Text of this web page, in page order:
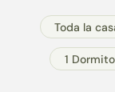
Toda la
1